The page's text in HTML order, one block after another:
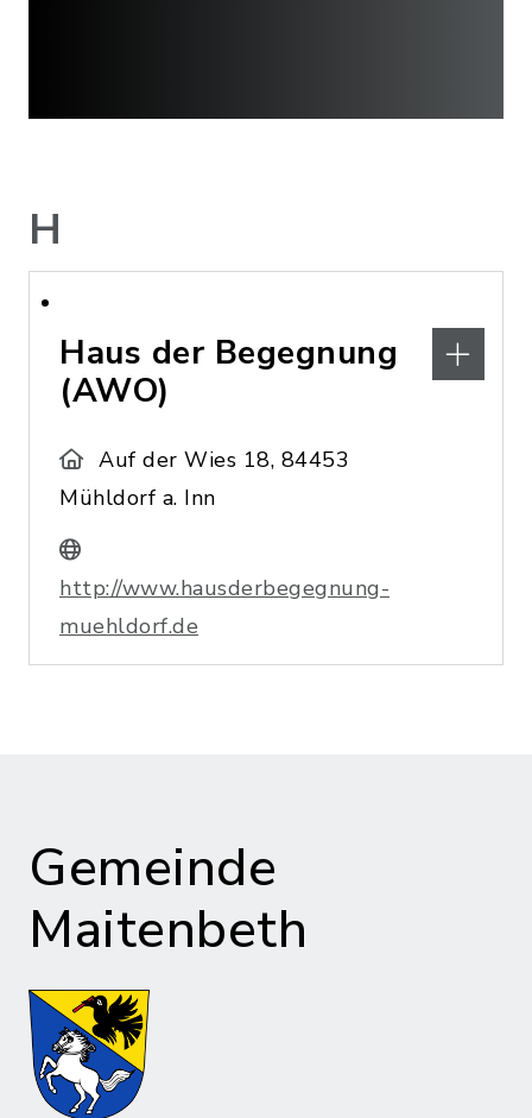
H
Haus der Begegnung
(AWO)
Auf der Wies 18, 84453
Mühldorf a. Inn
http://www.hausderbegegnung-
muehldorf.de
Gemeinde
Maitenbeth